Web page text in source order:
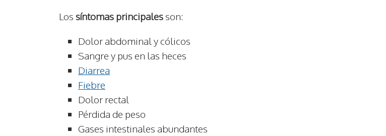
Los síntomas principalesson:
Dolor abdominal y cólicos
Sangre y pus en las heces
Diarrea
Fiebre
Dolor rectal
Pérdida de peso
Gases intestinales abundantes